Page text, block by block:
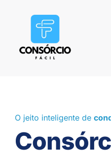
O jeito inteligente de